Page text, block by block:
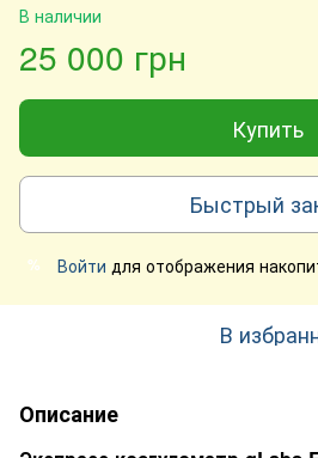
В наличии
25 000 грн
Купить
Быстрый
% Войти для отображения
В
Описание